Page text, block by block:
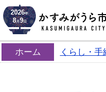
2026年
8月9日
ホーム くらし・手